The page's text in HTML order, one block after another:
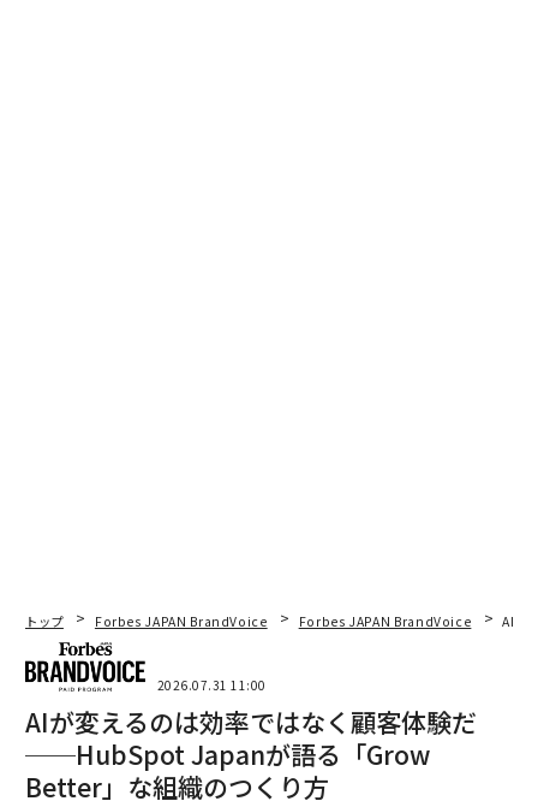
トップ Forbes JAPAN BrandVoice Forbes JAPAN BrandVoice AIが
2026.07.31 11:00
AIが変えるのは効率ではなく顧客体験だ
──HubSpot Japanが語る「Grow
Better」な組織のつくり方